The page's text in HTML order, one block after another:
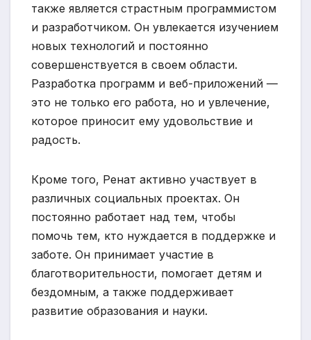
также является страстным программистом
и разработчиком. Он увлекается изучением
новых технологий и постоянно
совершенствуется в своем области.
Разработка программ и веб-приложений —
это не только его работа, но и увлечение,
которое приносит ему удовольствие и
радость.
Кроме того, Ренат активно участвует в
различных социальных проектах. Он
постоянно работает над тем, чтобы
помочь тем, кто нуждается в поддержке и
заботе. Он принимает участие в
благотворительности, помогает детям и
бездомным, а также поддерживает
развитие образования и науки.